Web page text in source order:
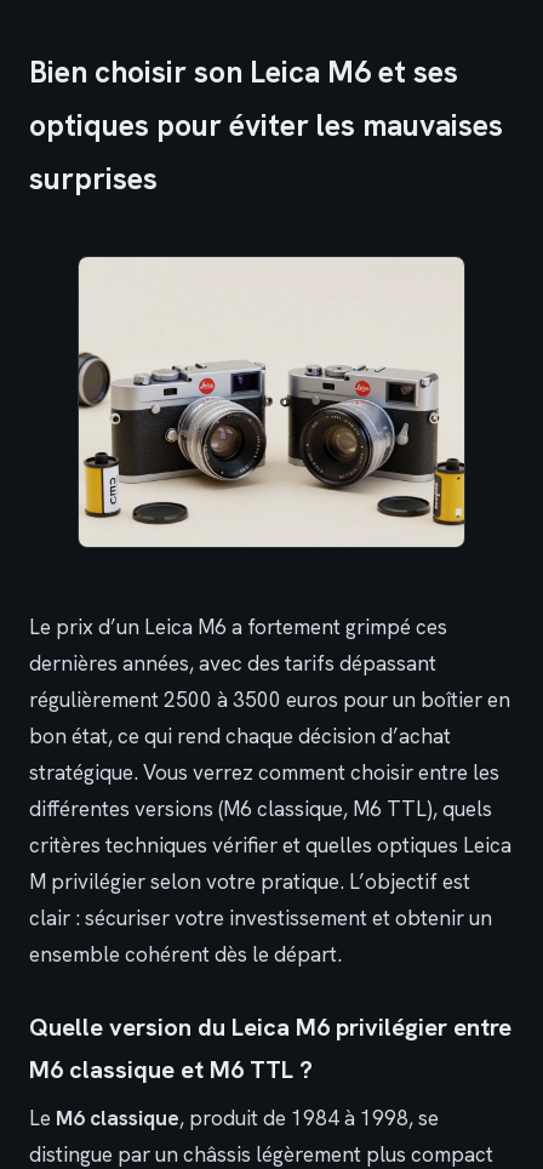
Bien choisir son Leica M6 et ses
optiques pour éviter les mauvaises
surprises
Le prix d’un Leica M6 a fortement grimpé ces
dernières années, avec des tarifs dépassant
régulièrement 2500 à 3500 euros pour un boîtier en
bon état, ce qui rend chaque décision d’achat
stratégique. Vous verrez comment choisir entre les
différentes versions (M6 classique, M6 TTL), quels
critères techniques vérifier et quelles optiques Leica
M privilégier selon votre pratique. L’objectif est
clair : sécuriser votre investissement et obtenir un
ensemble cohérent dès le départ.
Quelle version du Leica M6 privilégier entre
M6 classique et M6 TTL ?
Le M6 classique, produit de 1984 à 1998, se
distingue par un châssis légèrement plus compact